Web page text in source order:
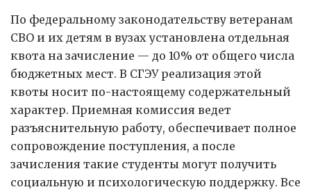
По федеральному законодательству ветеранам
СВО и их детям в вузах установлена отдельная
квота на зачисление — до 10% от общего числа
бюджетных мест. В СГЭУ реализация этой
квоты носит по-настоящему содержательный
характер. Приемная комиссия ведет
разъяснительную работу, обеспечивает полное
сопровождение поступления, а после
зачисления такие студенты могут получить
социальную и психологическую поддержку. Все